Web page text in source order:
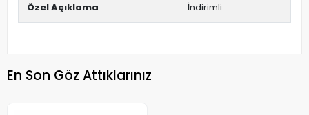
Özel Açıklama İndirimli
En Son Göz Attıklarınız